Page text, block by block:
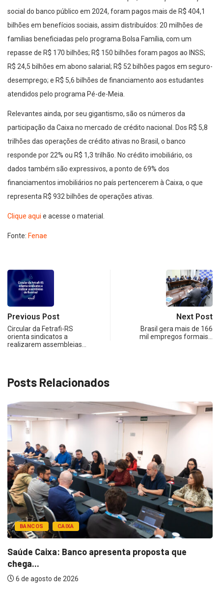
social do banco público em 2024, foram pagos mais de R$ 404,1
bilhões em benefícios sociais, assim distribuídos: 20 milhões de
famílias beneficiadas pelo programa Bolsa Família, com um
repasse de R$ 170 bilhões; R$ 150 bilhões foram pagos ao INSS;
R$ 24,5 bilhões em abono salarial; R$ 52 bilhões pagos em seguro-
desemprego; e R$ 5,6 bilhões de financiamento aos estudantes
atendidos pelo programa Pé-de-Meia.
Relevantes ainda, por seu gigantismo, são os números da
participação da Caixa no mercado de crédito nacional. Dos R$ 5,8
trilhões das operações de crédito ativas no Brasil, o banco
responde por 22% ou R$ 1,3 trilhão. No crédito imobiliário, os
dados também são expressivos, a ponto de 69% dos
financiamentos imobiliários no país pertencerem à Caixa, o que
representa R$ 932 bilhões de operações ativas.
Clique aqui e acesse o material.
Fonte: Fenae
Previous Post
Circular da Fetrafi-RS
orienta sindicatos a
realizarem assembleias…
Next Post
Brasil gera mais de 166
mil empregos formais…
Posts Relacionados
BANCOS CAIXA
Saúde Caixa: Banco apresenta proposta que
chega...
6 de agosto de 2026